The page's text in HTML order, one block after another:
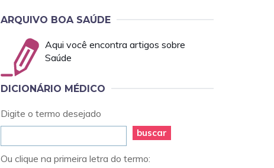
ARQUIVO BOA SAÚDE
Aqui você encontra artigos sobre
Saúde
DICIONÁRIO MÉDICO
Digite o termo desejado
buscar
Ou clique na primeira letra do termo: